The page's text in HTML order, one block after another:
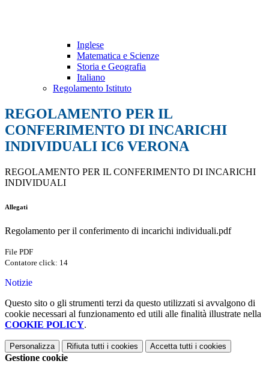
Inglese
Matematica e Scienze
Storia e Geografia
Italiano
Regolamento Istituto
REGOLAMENTO PER IL
CONFERIMENTO DI INCARICHI
INDIVIDUALI IC6 VERONA
REGOLAMENTO PER IL CONFERIMENTO DI INCARICHI
INDIVIDUALI
Allegati
Regolamento per il conferimento di incarichi individuali.pdf
File PDF
Contatore click: 14
Notizie
Questo sito o gli strumenti terzi da questo utilizzati si avvalgono di
cookie necessari al funzionamento ed utili alle finalità illustrate nella
COOKIE POLICY.
Personalizza Rifiuta tutti i cookies Accetta tutti i cookies
Gestione cookie